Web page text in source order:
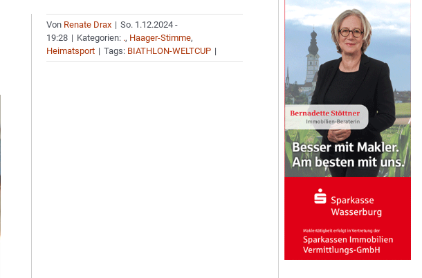
Von Renate Drax | So. 1.12.2024 -
19:28 | Kategorien: ., Haager-Stimme,
Heimatsport | Tags: BIATHLON-WELTCUP |